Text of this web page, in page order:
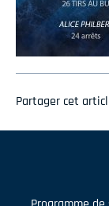
Partager cet